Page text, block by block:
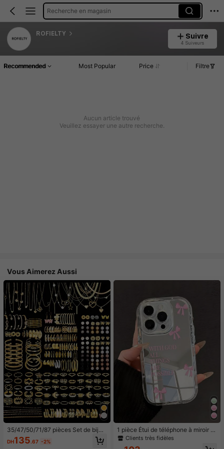
Recherche en magasin
ROFIELTY Suivre
4 Suiveurs
Recommended Most Popular Price Filtre
Aucun article trouvé
Veuillez essayer une autre recherche.
Vous Aimerez Aussi
35/47/50/71/87 pièces Set de bijou
x style bohème, comprenant des bo
ucles d'oreilles, colliers, bagues, br
DH135.67 -2%
1 pièce Étui de téléphone à miroir ro
se minimaliste, style fille avec motif
Clients très fidèles